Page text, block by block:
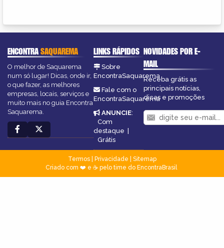
ENCONTRASAQUAREMA
O melhor de Saquarema
num só lugar! Dicas, onde ir,
o que fazer, as melhores
empresas, locais, serviços e
muito mais no guia Encontra
Saquarema.
LINKS RÁPIDOS
Sobre
EncontraSaquarema
Fale com o
EncontraSaquarema
ANUNCIE:
Com
destaque |
Grátis
NOVIDADES POR E-
MAIL
Receba grátis as
principais notícias,
dicas e promoções
Termos| Privacidade
Sitemap
Criado com ❤️ e ☕ pelo time do EncontraBrasil